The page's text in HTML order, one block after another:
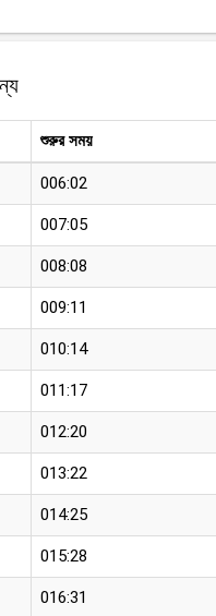
শুরুর সময়
006:02
007:05
008:08
009:11
010:14
011:17
012:20
013:22
014:25
015:28
016:31